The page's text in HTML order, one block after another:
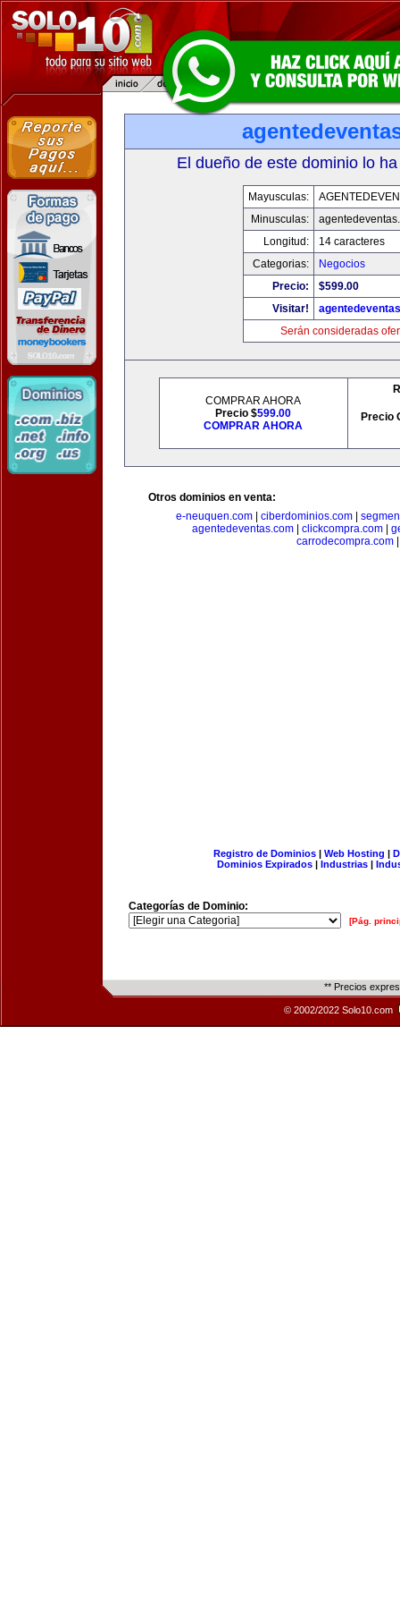
El dueño de este dominio lo
Mayusculas:
Minusculas:
Longitud:
14 caracteres
Categorias:
Negocios
Precio:
$599.00
Visitar!
Serán consideradas
COMPRAR AHORA
Precio $599.00
COMPRAR AHORA
Precio
Otros dominios en venta:
e-neuquen.com
ciberdominios.com
agentedeventas.com| clickcompra.com|
carrodecompra.com|
Registro de Dominios| Web Hosting |
Dominios Expirados | Industrias |
Categorías de Dominio:
[Pág.
** Precios
© 2002/2022 Solo10.com